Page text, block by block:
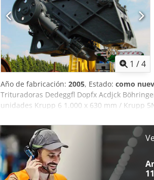
1 /4
Año de fabricación: 2005, Estado: como
Trituradoras Dedeggfl Dopfx Acdjck
unidades Krupp 6 1.000 x 630 mm / Krupp
3N 500 x 140 mm / Metso GHH 1.200 x 900
Weserhütte EB 1.000 x 700 - 650 mm /
mm / Bekkenbreker 700 x 500 mm / Sket -
150 mm / Kleemann SSTR 600 S 600 x 400
Retsch BB2 - BB200 100 x 100 mm / Retsch